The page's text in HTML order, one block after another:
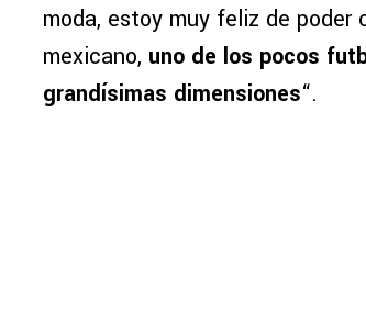
moda, estoy muy feliz de poder
mexicano, uno de los pocos
grandísimas dimensiones“.